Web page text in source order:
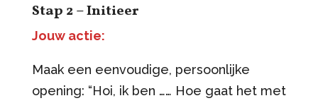
Stap 2 – Initieer
Jouw actie:
Maak een eenvoudige, persoonlijke
opening: “Hoi, ik ben …… Hoe gaat het met